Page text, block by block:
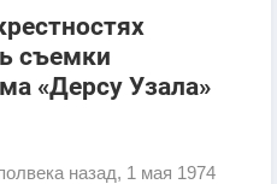
съемки
«Дерсу Узала»
назад, 1 мая 1974